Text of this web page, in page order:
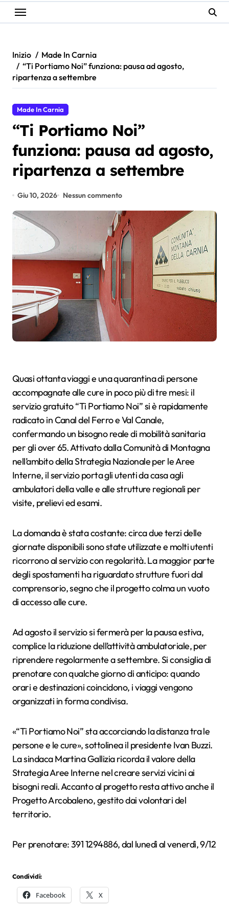
Inizio
Made In Carnia
“Ti Portiamo Noi” funziona: pausa ad agosto,
ripartenza a settembre
Made In Carnia
“Ti Portiamo Noi”
funziona: pausa ad agosto,
ripartenza a settembre
Giu 10, 2026 Nessun commento
Quasi ottanta viaggi e una quarantina di persone
accompagnate alle cure in poco più di tre mesi: il
servizio gratuito “Ti Portiamo Noi” si è rapidamente
radicato in Canal del Ferro e Val Canale,
confermando un bisogno reale di mobilità sanitaria
per gli over 65. Attivato dalla Comunità di Montagna
nell’ambito della Strategia Nazionale per le Aree
Interne, il servizio porta gli utenti da casa agli
ambulatori della valle e alle strutture regionali per
visite, prelievi ed esami.
La domanda è stata costante: circa due terzi delle
giornate disponibili sono state utilizzate e molti utenti
ricorrono al servizio con regolarità. La maggior parte
degli spostamenti ha riguardato strutture fuori dal
comprensorio, segno che il progetto colma un vuoto
di accesso alle cure.
Ad agosto il servizio si fermerà per la pausa estiva,
complice la riduzione dell’attività ambulatoriale, per
riprendere regolarmente a settembre. Si consiglia di
prenotare con qualche giorno di anticipo: quando
orari e destinazioni coincidono, i viaggi vengono
organizzati in forma condivisa.
«“Ti Portiamo Noi” sta accorciando la distanza tra le
persone e le cure», sottolinea il presidente Ivan Buzzi.
La sindaca Martina Gallizia ricorda il valore della
Strategia Aree Interne nel creare servizi vicini ai
bisogni reali. Accanto al progetto resta attivo anche il
Progetto Arcobaleno, gestito dai volontari del
territorio.
Per prenotare: 391 1294886, dal lunedì al venerdì, 9/12
Condividi:
Facebook X